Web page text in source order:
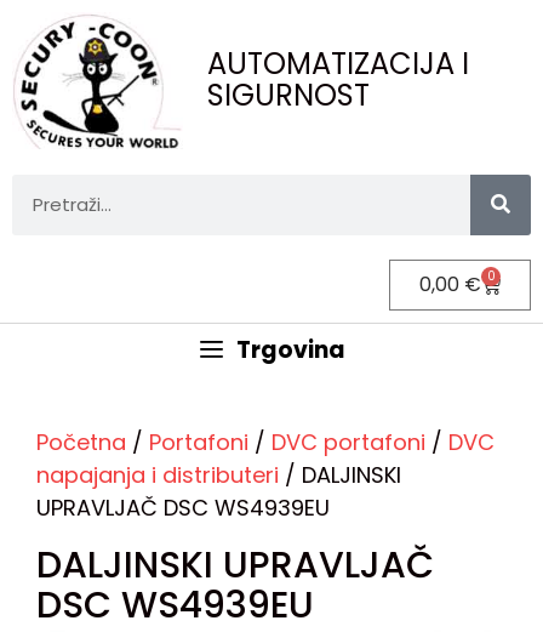
AUTOMATIZACIJA I
SIGURNOST
0,00 € 0
Trgovina
Početna / Portafoni / DVC portafoni / DVC
napajanja i distributeri / DALJINSKI
UPRAVLJAČ DSC WS4939EU
DALJINSKI UPRAVLJAČ
DSC WS4939EU